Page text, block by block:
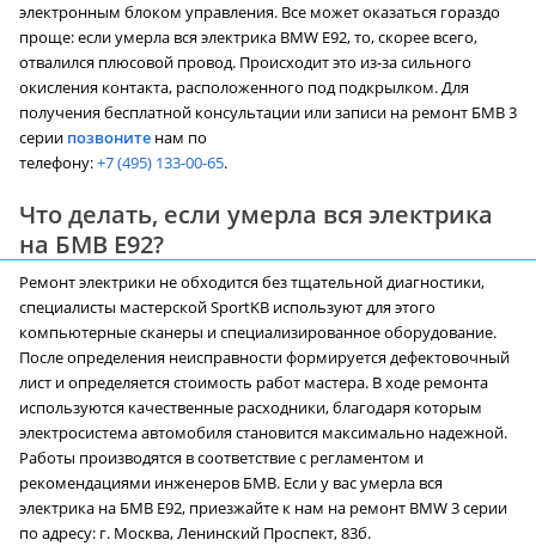
электронным блоком управления. Все может оказаться гораздо
проще: если умерла вся электрика BMW E92, то, скорее всего,
отвалился плюсовой провод. Происходит это из-за сильного
окисления контакта, расположенного под подкрылком. Для
получения бесплатной консультации или записи на ремонт БМВ 3
серии позвоните нам по
телефону:+7 (495) 133-00-65.
Что делать, если умерла вся электрика
на БМВ Е92?
Ремонт электрики не обходится без тщательной диагностики,
специалисты мастерской SportKB используют для этого
компьютерные сканеры и специализированное оборудование.
После определения неисправности формируется дефектовочный
лист и определяется стоимость работ мастера. В ходе ремонта
используются качественные расходники, благодаря которым
электросистема автомобиля становится максимально надежной.
Работы производятся в соответствие с регламентом и
рекомендациями инженеров БМВ. Если у вас умерла вся
электрика на БМВ Е92, приезжайте к нам на ремонт BMW 3 серии
по адресу: г. Москва, Ленинский Проспект, 83б.